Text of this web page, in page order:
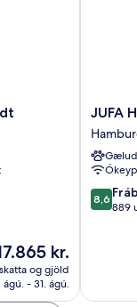
er
kr.
kr.
og gjöld
- 31. ágú.
JUFA
Hotel
Mitte
JUFA
8.6
af
8,6
889